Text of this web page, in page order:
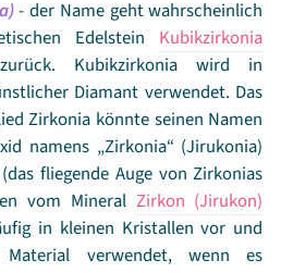
- der Name geht wahrscheinlich
Edelstein Kubikzirkonia
Kubikzirkonia wird in
Diamant verwendet. Das
Zirkonia könnte seinen Namen
namens „Zirkonia“ (Jirukonia)
(das fliegende Auge von Zirkonias
vom Mineral Zirkon (Jirukon)
in kleinen Kristallen vor und
verwendet, wenn es